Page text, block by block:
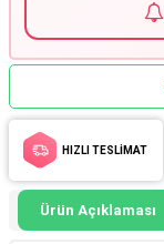
HIZLI TESLİMAT
Ürün Açıklaması